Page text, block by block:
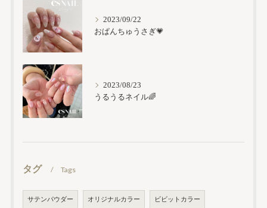
2023/09/22
おぱんちゅうさぎ💗
2023/08/23
うるうるネイル🌈
タグ Tags
サテンパウダー オリジナルカラー ビビットカラー